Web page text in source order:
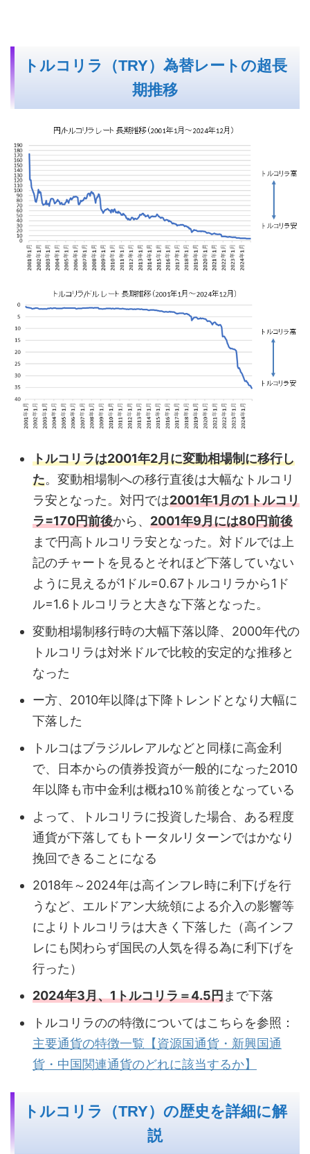
トルコリラ（TRY）為替レートの超長
期推移
トルコリラは2001年2月に変動相場制に移行し
た。変動相場制への移行直後は大幅なトルコリ
ラ安となった。対円では2001年1月の1トルコリ
ラ=170円前後から、 2001年9月には80円前後
まで円高トルコリラ安となった。対ドルでは上
記のチャートを見るとそれほど下落していない
ように見えるが1ドル=0.67トルコリラから1ド
ル=1.6トルコリラと大きな下落となった。
変動相場制移行時の大幅下落以降、2000年代の
トルコリラは対米ドルで比較的安定的な推移と
なった
ー方、2010年以降は下降トレンドとなり大幅に
下落した
トルコはブラジルレアルなどと同様に高金利
で、日本からの債券投資が一般的になった2010
年以降も市中金利は概ね10％前後となっている
よって、トルコリラに投資した場合、ある程度
通貨が下落してもトータルリターンではかなり
挽回できることになる
2018年～2024年は高インフレ時に利下げを行
うなど、エルドアン大統領による介入の影響等
によりトルコリラは大きく下落した（高インフ
レにも関わらず国民の人気を得る為に利下げを
行った）
2024年3月、1トルコリラ＝4.5円まで下落
トルコリラのの特徴についてはこちらを参照：
主要通貨の特徴一覧【資源国通貨・新興国通
貨・中国関連通貨のどれに該当するか】
トルコリラ（TRY）の歴史を詳細に解
説